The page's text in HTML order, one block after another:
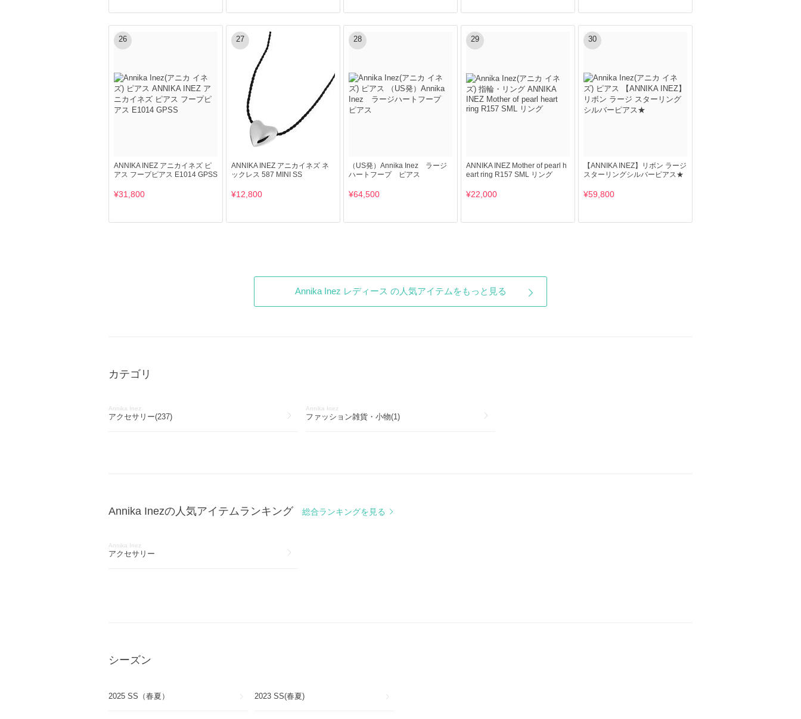
26
ANNIKA INEZ アニカイネズ ピ
アス フープピアス E1014 GPSS
¥31,800
27
ANNIKA INEZ アニカイネズ ネ
ックレス 587 MINI SS
¥12,800
28
（US発）Annika Inez ラージ
ハートフープ ピアス
¥64,500
29
ANNIKA INEZ Mother of pearl h
eart ring R157 SML リング
¥22,000
30
【ANNIKA INEZ】リボン ラージ
スターリングシルバーピアス★
¥59,800
Annika Inez レディース の人気アイテムをもっと見る
カテゴリ
Annika Inez
アクセサリー(237)
Annika Inez
ファッション雑貨・小物(1)
Annika Inezの人気アイテムランキング 総合ランキングを見る
Annika Inez
アクセサリー
シーズン
2025 SS（春夏） 2023 SS(春夏)